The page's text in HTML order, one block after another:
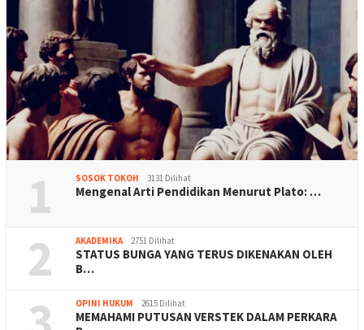
1 SOSOK TOKOH 3131 Dilihat
Mengenal Arti Pendidikan Menurut Plato: …
2 AKADEMIKA 2751 Dilihat
STATUS BUNGA YANG TERUS DIKENAKAN OLEH
B…
OPINI HUKUM 2615 Dilihat
MEMAHAMI PUTUSAN VERSTEK DALAM PERKARA